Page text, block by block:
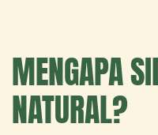
MENGAPA
NATURAL?